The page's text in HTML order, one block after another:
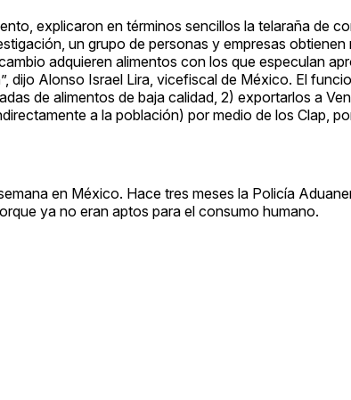
explicaron en términos sencillos la telaraña de
un grupo de personas y empresas
adquieren alimentos con los que especulan
dijo Alonso Israel Lira, vicefiscal de México. El
de alimentos de baja calidad, 2) exportarlos a
a la población) por medio de los Clap,
en México. Hace tres meses la Policía
ya no eran aptos para el consumo humano.